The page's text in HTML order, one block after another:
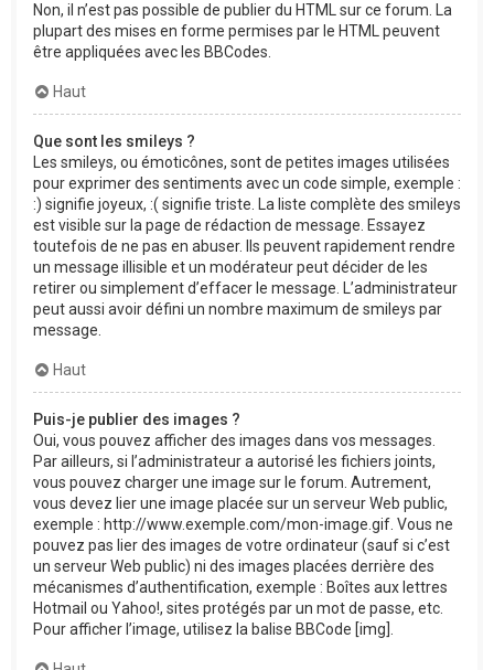
Non, il n’est pas possible de publier du HTML sur ce forum. La
plupart des mises en forme permises par le HTML peuvent
être appliquées avec les BBCodes.
Haut
Que sont les smileys ?
Les smileys, ou émoticônes, sont de petites images utilisées
pour exprimer des sentiments avec un code simple, exemple :
:) signifie joyeux, :( signifie triste. La liste complète des smileys
est visible sur la page de rédaction de message. Essayez
toutefois de ne pas en abuser. Ils peuvent rapidement rendre
un message illisible et un modérateur peut décider de les
retirer ou simplement d’effacer le message. L’administrateur
peut aussi avoir défini un nombre maximum de smileys par
message.
Haut
Puis-je publier des images ?
Oui, vous pouvez afficher des images dans vos messages.
Par ailleurs, si l’administrateur a autorisé les fichiers joints,
vous pouvez charger une image sur le forum. Autrement,
vous devez lier une image placée sur un serveur Web public,
exemple : http://www.exemple.com/mon-image.gif. Vous ne
pouvez pas lier des images de votre ordinateur (sauf si c’est
un serveur Web public) ni des images placées derrière des
mécanismes d’authentification, exemple : Boîtes aux lettres
Hotmail ou Yahoo!, sites protégés par un mot de passe, etc.
Pour afficher l’image, utilisez la balise BBCode [img].